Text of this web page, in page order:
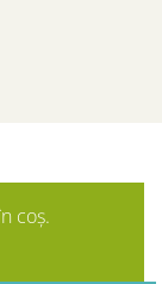
coș.